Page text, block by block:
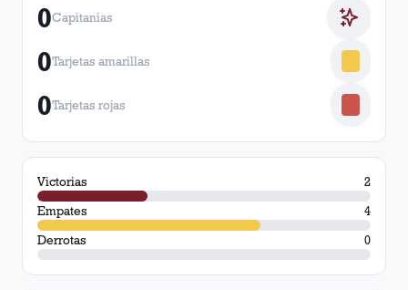
0Capitanías
0Tarjetas amarillas
0Tarjetas rojas
Victorias
2
Empates
4
Derrotas
0